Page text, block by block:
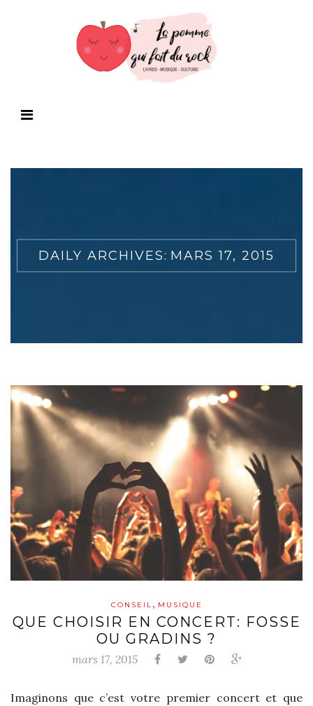
DAILY ARCHIVES: MARS 17, 2015
CONSEIL , MUSIQUE
QUE CHOISIR EN CONCERT: FOSSE
OU GRADINS ?
mars 17, 2015
Imaginons que c’est votre premier concert et que